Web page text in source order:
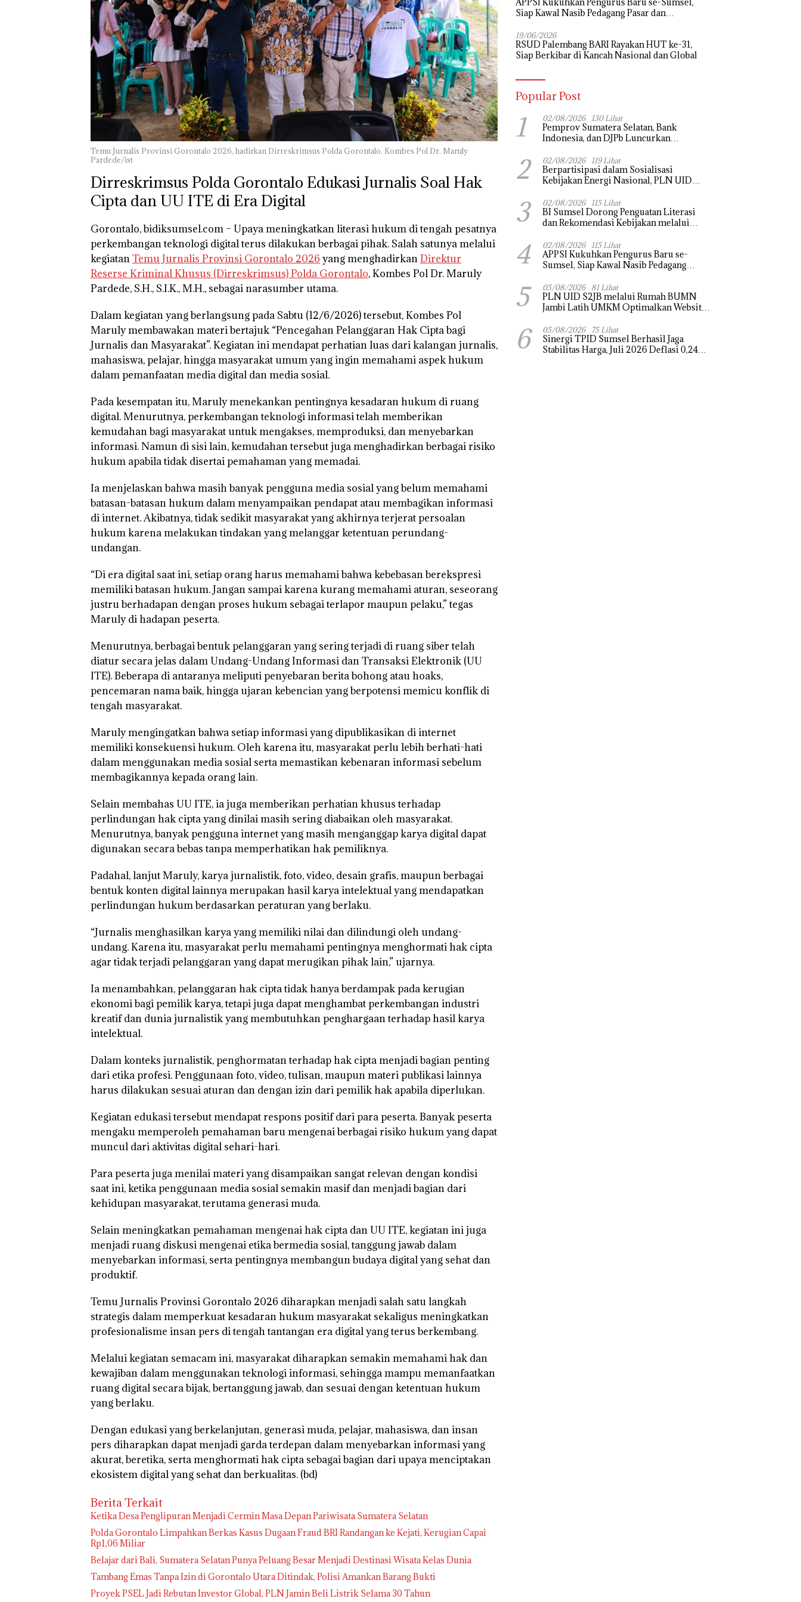
Temu Jurnalis Provinsi Gorontalo 2026, hadirkan Dirreskrimsus Polda Gorontalo, Kombes Pol Dr. Maruly
Pardede/ist
Dirreskrimsus Polda Gorontalo Edukasi Jurnalis Soal Hak
Cipta dan UU ITE di Era Digital
Gorontalo, bidiksumsel.com – Upaya meningkatkan literasi hukum di tengah pesatnya
perkembangan teknologi digital terus dilakukan berbagai pihak. Salah satunya melalui
kegiatanTemu Jurnalis Provinsi Gorontalo 2026 yang menghadirkanDirektur
Reserse Kriminal Khusus (Dirreskrimsus) Polda Gorontalo, Kombes Pol Dr. Maruly
Pardede, S.H., S.I.K., M.H., sebagai narasumber utama.
Dalam kegiatan yang berlangsung pada Sabtu (12/6/2026) tersebut, Kombes Pol
Maruly membawakan materi bertajuk “Pencegahan Pelanggaran Hak Cipta bagi
Jurnalis dan Masyarakat”. Kegiatan ini mendapat perhatian luas dari kalangan jurnalis,
mahasiswa, pelajar, hingga masyarakat umum yang ingin memahami aspek hukum
dalam pemanfaatan media digital dan media sosial.
Pada kesempatan itu, Maruly menekankan pentingnya kesadaran hukum di ruang
digital. Menurutnya, perkembangan teknologi informasi telah memberikan
kemudahan bagi masyarakat untuk mengakses, memproduksi, dan menyebarkan
informasi. Namun di sisi lain, kemudahan tersebut juga menghadirkan berbagai risiko
hukum apabila tidak disertai pemahaman yang memadai.
Ia menjelaskan bahwa masih banyak pengguna media sosial yang belum memahami
batasan-batasan hukum dalam menyampaikan pendapat atau membagikan informasi
di internet. Akibatnya, tidak sedikit masyarakat yang akhirnya terjerat persoalan
hukum karena melakukan tindakan yang melanggar ketentuan perundang-
undangan.
“Di era digital saat ini, setiap orang harus memahami bahwa kebebasan berekspresi
memiliki batasan hukum. Jangan sampai karena kurang memahami aturan, seseorang
justru berhadapan dengan proses hukum sebagai terlapor maupun pelaku,” tegas
Maruly di hadapan peserta.
Menurutnya, berbagai bentuk pelanggaran yang sering terjadi di ruang siber telah
diatur secara jelas dalam Undang-Undang Informasi dan Transaksi Elektronik (UU
ITE). Beberapa di antaranya meliputi penyebaran berita bohong atau hoaks,
pencemaran nama baik, hingga ujaran kebencian yang berpotensi memicu konflik di
tengah masyarakat.
Maruly mengingatkan bahwa setiap informasi yang dipublikasikan di internet
memiliki konsekuensi hukum. Oleh karena itu, masyarakat perlu lebih berhati-hati
dalam menggunakan media sosial serta memastikan kebenaran informasi sebelum
membagikannya kepada orang lain.
Selain membahas UU ITE, ia juga memberikan perhatian khusus terhadap
perlindungan hak cipta yang dinilai masih sering diabaikan oleh masyarakat.
Menurutnya, banyak pengguna internet yang masih menganggap karya digital dapat
digunakan secara bebas tanpa memperhatikan hak pemiliknya.
Padahal, lanjut Maruly, karya jurnalistik, foto, video, desain grafis, maupun berbagai
bentuk konten digital lainnya merupakan hasil karya intelektual yang mendapatkan
perlindungan hukum berdasarkan peraturan yang berlaku.
“Jurnalis menghasilkan karya yang memiliki nilai dan dilindungi oleh undang-
undang. Karena itu, masyarakat perlu memahami pentingnya menghormati hak cipta
agar tidak terjadi pelanggaran yang dapat merugikan pihak lain,” ujarnya.
Ia menambahkan, pelanggaran hak cipta tidak hanya berdampak pada kerugian
ekonomi bagi pemilik karya, tetapi juga dapat menghambat perkembangan industri
kreatif dan dunia jurnalistik yang membutuhkan penghargaan terhadap hasil karya
intelektual.
Dalam konteks jurnalistik, penghormatan terhadap hak cipta menjadi bagian penting
dari etika profesi. Penggunaan foto, video, tulisan, maupun materi publikasi lainnya
harus dilakukan sesuai aturan dan dengan izin dari pemilik hak apabila diperlukan.
Kegiatan edukasi tersebut mendapat respons positif dari para peserta. Banyak peserta
mengaku memperoleh pemahaman baru mengenai berbagai risiko hukum yang dapat
muncul dari aktivitas digital sehari-hari.
Para peserta juga menilai materi yang disampaikan sangat relevan dengan kondisi
saat ini, ketika penggunaan media sosial semakin masif dan menjadi bagian dari
kehidupan masyarakat, terutama generasi muda.
Selain meningkatkan pemahaman mengenai hak cipta dan UU ITE, kegiatan ini juga
menjadi ruang diskusi mengenai etika bermedia sosial, tanggung jawab dalam
menyebarkan informasi, serta pentingnya membangun budaya digital yang sehat dan
produktif.
Temu Jurnalis Provinsi Gorontalo 2026 diharapkan menjadi salah satu langkah
strategis dalam memperkuat kesadaran hukum masyarakat sekaligus meningkatkan
profesionalisme insan pers di tengah tantangan era digital yang terus berkembang.
Melalui kegiatan semacam ini, masyarakat diharapkan semakin memahami hak dan
kewajiban dalam menggunakan teknologi informasi, sehingga mampu memanfaatkan
ruang digital secara bijak, bertanggung jawab, dan sesuai dengan ketentuan hukum
yang berlaku.
Dengan edukasi yang berkelanjutan, generasi muda, pelajar, mahasiswa, dan insan
pers diharapkan dapat menjadi garda terdepan dalam menyebarkan informasi yang
akurat, beretika, serta menghormati hak cipta sebagai bagian dari upaya menciptakan
ekosistem digital yang sehat dan berkualitas. (bd)
Berita Terkait
Ketika Desa Penglipuran Menjadi Cermin Masa Depan Pariwisata Sumatera Selatan
Polda Gorontalo Limpahkan Berkas Kasus Dugaan Fraud BRI Randangan ke Kejati, Kerugian Capai
Rp1,06 Miliar
Belajar dari Bali, Sumatera Selatan Punya Peluang Besar Menjadi Destinasi Wisata Kelas Dunia
Tambang Emas Tanpa Izin di Gorontalo Utara Ditindak, Polisi Amankan Barang Bukti
Proyek PSEL Jadi Rebutan Investor Global, PLN Jamin Beli Listrik Selama 30 Tahun
Siap Kawal Nasib Pedagang Pasar dan
19/06/2026
RSUD Palembang BARI Rayakan HUT ke-31,
Siap Berkibar di Kancah Nasional dan Global
Popular Post
1 02/08/2026 130 Lihat
Pemprov Sumatera Selatan, Bank
Indonesia, dan DJPb Luncurkan
untuk Perkuat Ketahanan Pangan dan
Pengendalian Inflasi
2 02/08/2026 119 Lihat
Berpartisipasi dalam Sosialisasi
Kebijakan Energi Nasional, PLN UID
Listrik
3 02/08/2026 115 Lihat
BI Sumsel Dorong Penguatan Literasi
dan Rekomendasi Kebijakan melalui
Essay 3rd Sriwijaya Economic Forum
2026
4 02/08/2026 115 Lihat
APPSI Kukuhkan Pengurus Baru se-
Sumsel, Siap Kawal Nasib Pedagang
Tradisional
5 05/08/2026 81 Lihat
PLN UID S2JB melalui Rumah BUMN
Jambi Latih UMKM Optimalkan Website
6 05/08/2026 75 Lihat
Sinergi TPID Sumsel Berhasil Jaga
Stabilitas Harga, Juli 2026 Deflasi 0,24